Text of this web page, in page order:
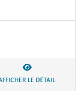
LE DÉTAIL